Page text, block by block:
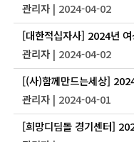
관리자 | 2024-04-02
[대한적십자사] 2024년
관리자 | 2024-04-02
관리자 | 2024-04-01